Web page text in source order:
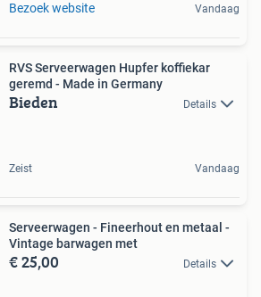
Bezoek website Vandaag
RVS Serveerwagen Hupfer koffiekar
geremd - Made in Germany
Bieden Details
Zeist Vandaag
Serveerwagen - Fineerhout en metaal -
Vintage barwagen met
€ 25,00 Details